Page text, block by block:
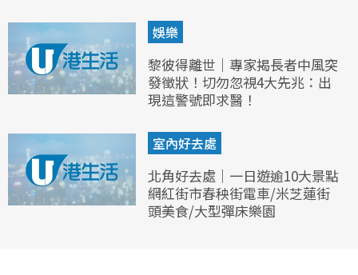
娛樂
黎彼得離世｜專家揭長者中風突
發徵狀！切勿忽視4大先兆：出
現這警號即求醫！
室內好去處
北角好去處｜一日遊逾10大景點
網紅街市春秧街電車/米芝蓮街
頭美食/大型彈床樂園